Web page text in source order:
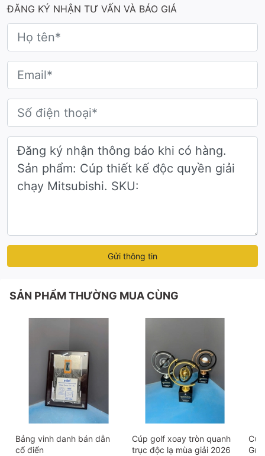
ĐĂNG KÝ NHẬN TƯ VẤN VÀ BÁO GIÁ
Gửi thông tin
SẢN PHẨM THƯỜNG MUA CÙNG
Bảng vinh danh bán dẫn
cổ điển
Cúp golf xoay tròn quanh
trục độc lạ mùa giải 2026